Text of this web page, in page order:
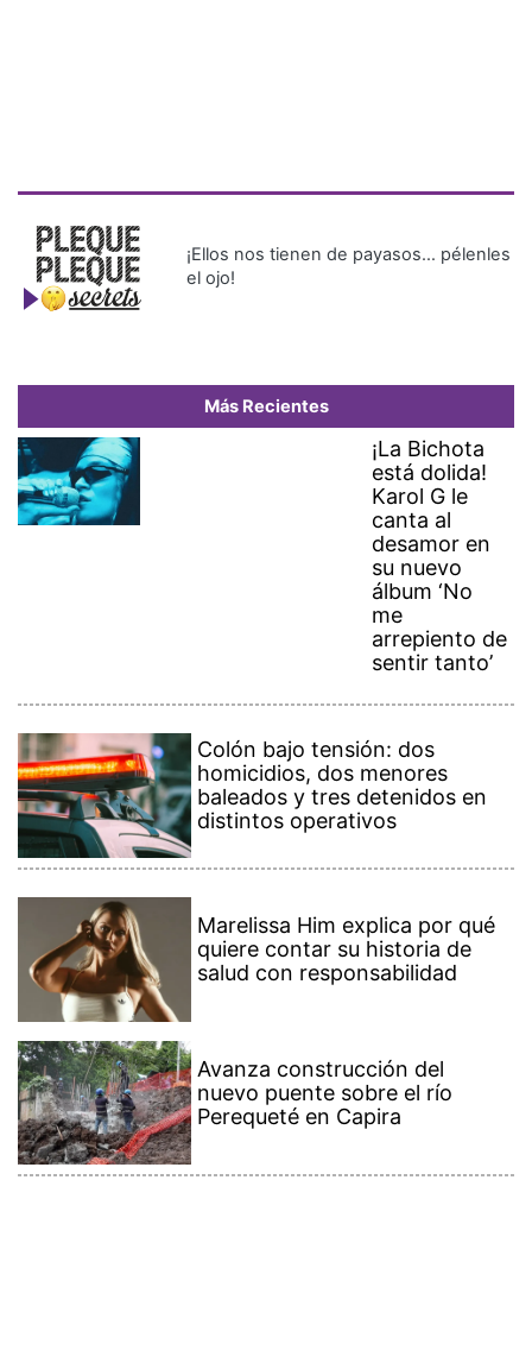
¡Ellos nos tienen de payasos… pélenles
el ojo!
Más Recientes
¡La Bichota
está dolida!
Karol G le
canta al
desamor en
su nuevo
álbum ‘No
me
arrepiento de
sentir tanto’
Colón bajo tensión: dos
homicidios, dos menores
baleados y tres detenidos en
distintos operativos
Marelissa Him explica por qué
quiere contar su historia de
salud con responsabilidad
Avanza construcción del
nuevo puente sobre el río
Perequeté en Capira